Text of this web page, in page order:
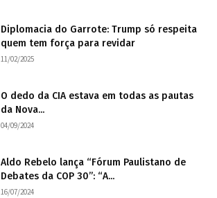
Diplomacia do Garrote: Trump só respeita
quem tem força para revidar
11/02/2025
O dedo da CIA estava em todas as pautas
da Nova...
04/09/2024
Aldo Rebelo lança “Fórum Paulistano de
Debates da COP 30”: “A...
16/07/2024